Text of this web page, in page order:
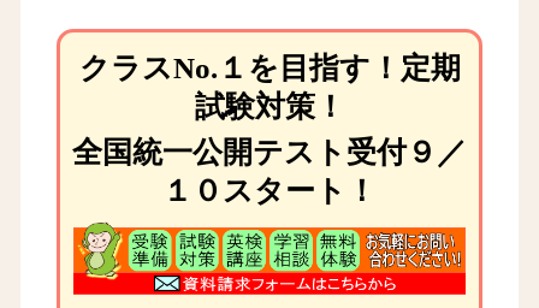
クラスNo.１を目指す！定期
試験対策！
全国統一公開テスト受付９／
１０スタート！